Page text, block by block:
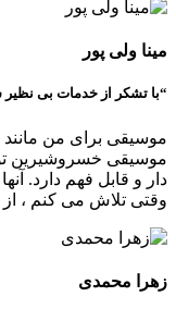
مینا ولی پور
“با تشکر از خدمات بی
موسیقی برای من
موسیقی خسروشیرین
دار و قابل فهم دارد.
وقتی تلاش می کنم ،
زهرا محمدی